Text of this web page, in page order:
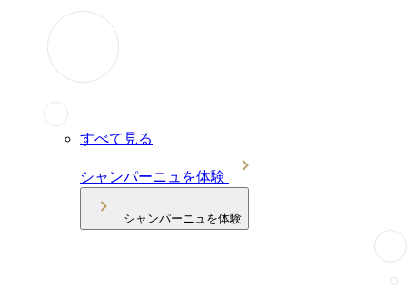
すべて見る
シャンパーニュを体験
シャンパーニュを体験